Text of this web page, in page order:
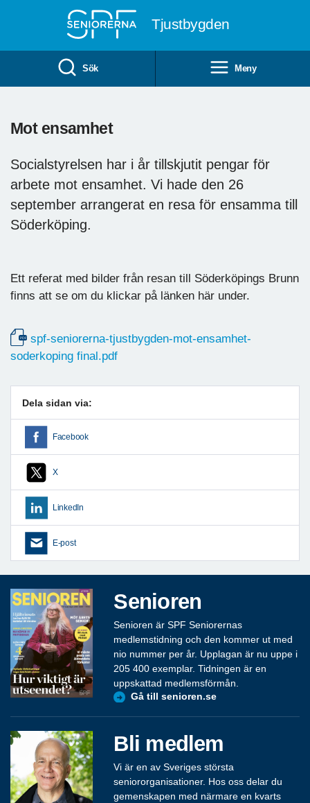
Tjustbygden
Sök Meny
Mot ensamhet
Socialstyrelsen har i år tillskjutit pengar för
arbete mot ensamhet. Vi hade den 26
september arrangerat en resa för ensamma till
Söderköping.
Ett referat med bilder från resan till Söderköpings Brunn
finns att se om du klickar på länken här under.
spf-seniorerna-tjustbygden-mot-ensamhet-
soderkoping final.pdf
Dela sidan via:
Facebook
X
LinkedIn
E-post
Senioren
Senioren är SPF Seniorernas
medlemstidning och den kommer ut med
nio nummer per år. Upplagan är nu uppe i
205 400 exemplar. Tidningen är en
uppskattad medlemsförmån.
Gå till senioren.se
Bli medlem
Vi är en av Sveriges största
seniororganisationer. Hos oss delar du
gemenskapen med närmare en kvarts